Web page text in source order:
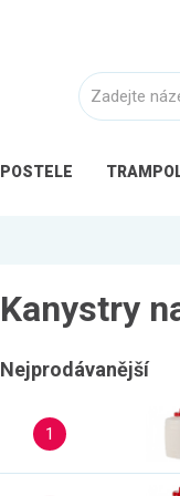
POSTELE
Kanystry
Nejprodávanější
1